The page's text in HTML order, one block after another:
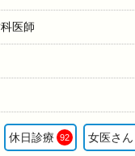
医師
休日診療 92 女医さん